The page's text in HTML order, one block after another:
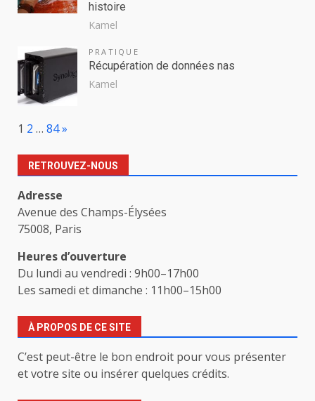
histoire
Kamel
PRATIQUE
Récupération de données nas
Kamel
Page:
1 2 … 84Next
»
RETROUVEZ-NOUS
Adresse
Avenue des Champs-Élysées
75008, Paris
Heures d’ouverture
Du lundi au vendredi : 9h00–17h00
Les samedi et dimanche : 11h00–15h00
À PROPOS DE CE SITE
C’est peut-être le bon endroit pour vous présenter
et votre site ou insérer quelques crédits.